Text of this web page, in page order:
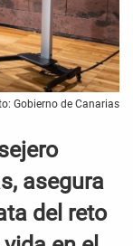
Gobierno de Canarias
asegura
del reto